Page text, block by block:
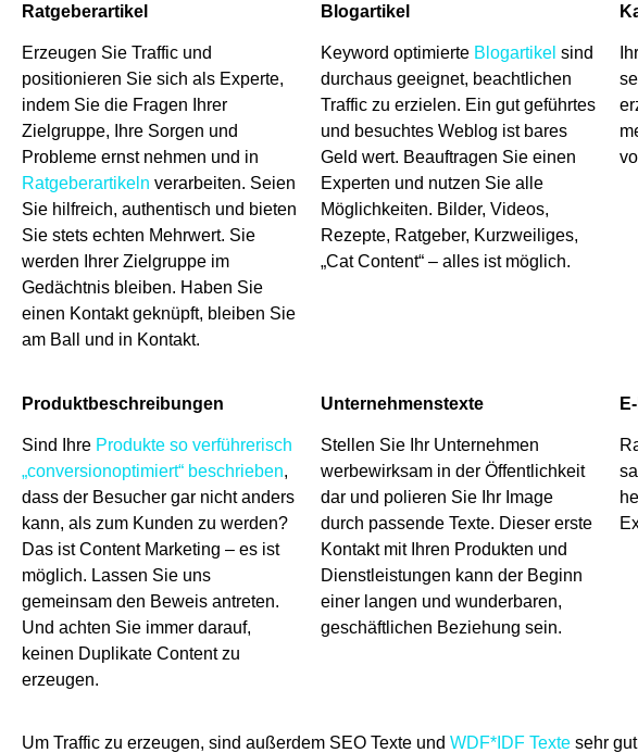
Ratgeberartikel
Erzeugen Sie Traffic und
positionieren Sie sich als Experte,
indem Sie die Fragen Ihrer
Zielgruppe, Ihre Sorgen und
Probleme ernst nehmen und in
Ratgeberartikeln verarbeiten. Seien
Sie hilfreich, authentisch und bieten
Sie stets echten Mehrwert. Sie
werden Ihrer Zielgruppe im
Gedächtnis bleiben. Haben Sie
einen Kontakt geknüpft, bleiben Sie
am Ball und in Kontakt.
Blogartikel
Keyword optimierte Blogartikel sind
durchaus geeignet, beachtlichen
Traffic zu erzielen. Ein gut geführtes
und besuchtes Weblog ist bares
Geld wert. Beauftragen Sie einen
Experten und nutzen Sie alle
Möglichkeiten. Bilder, Videos,
Rezepte, Ratgeber, Kurzweiliges,
„Cat Content“ – alles ist möglich.
Produktbeschreibungen
Sind Ihre Produkte so verführerisch
„conversionoptimiert“ beschrieben,
dass der Besucher gar nicht anders
kann, als zum Kunden zu werden?
Das ist Content Marketing – es ist
möglich. Lassen Sie uns
gemeinsam den Beweis antreten.
Und achten Sie immer darauf,
keinen Duplikate Content zu
erzeugen.
Unternehmenstexte
Stellen Sie Ihr Unternehmen
werbewirksam in der Öffentlichkeit
dar und polieren Sie Ihr Image
durch passende Texte. Dieser erste
Kontakt mit Ihren Produkten und
Dienstleistungen kann der Beginn
einer langen und wunderbaren,
geschäftlichen Beziehung sein.
Um Traffic zu erzeugen, sind außerdem SEO Texte und WDF*IDF Texte sehr